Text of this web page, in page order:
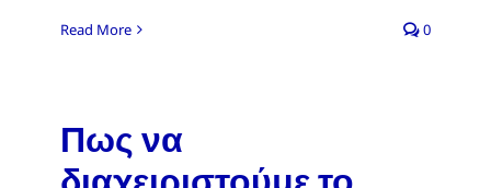
Read More 0
Πως να